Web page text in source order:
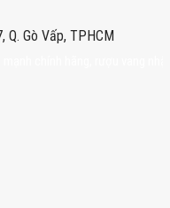
Q. Gò Vấp, TPHCM